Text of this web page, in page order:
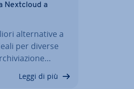
Nextcloud a
al­ter­na­ti­ve a
per diverse
Leggi di più